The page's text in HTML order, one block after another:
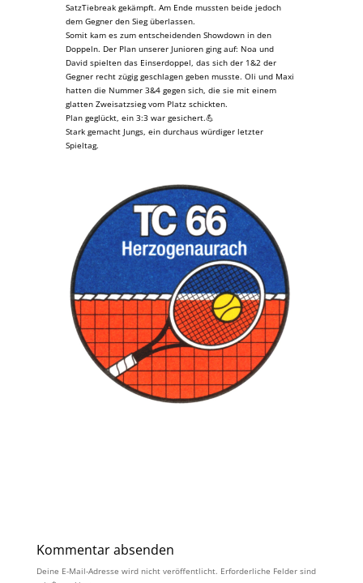
SatzTiebreak gekämpft. Am Ende mussten beide jedoch
dem Gegner den Sieg überlassen.
Somit kam es zum entscheidenden Showdown in den
Doppeln. Der Plan unserer Junioren ging auf: Noa und
David spielten das Einserdoppel, das sich der 1&2 der
Gegner recht zügig geschlagen geben musste. Oli und Maxi
hatten die Nummer 3&4 gegen sich, die sie mit einem
glatten Zweisatzsieg vom Platz schickten.
Plan geglückt, ein 3:3 war gesichert.💪
Stark gemacht Jungs, ein durchaus würdiger letzter
Spieltag.
Kommentar absenden
Deine E-Mail-Adresse wird nicht veröffentlicht. Erforderliche Felder sind